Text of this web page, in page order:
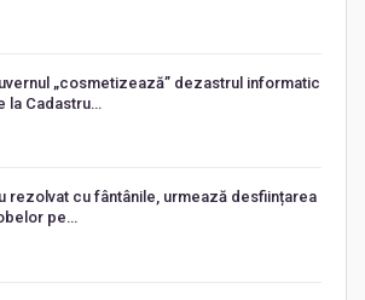
„cosmetizează” dezastrul informatic
la Cadastru…
rezolvat cu fântânile, urmează desființarea
pe…